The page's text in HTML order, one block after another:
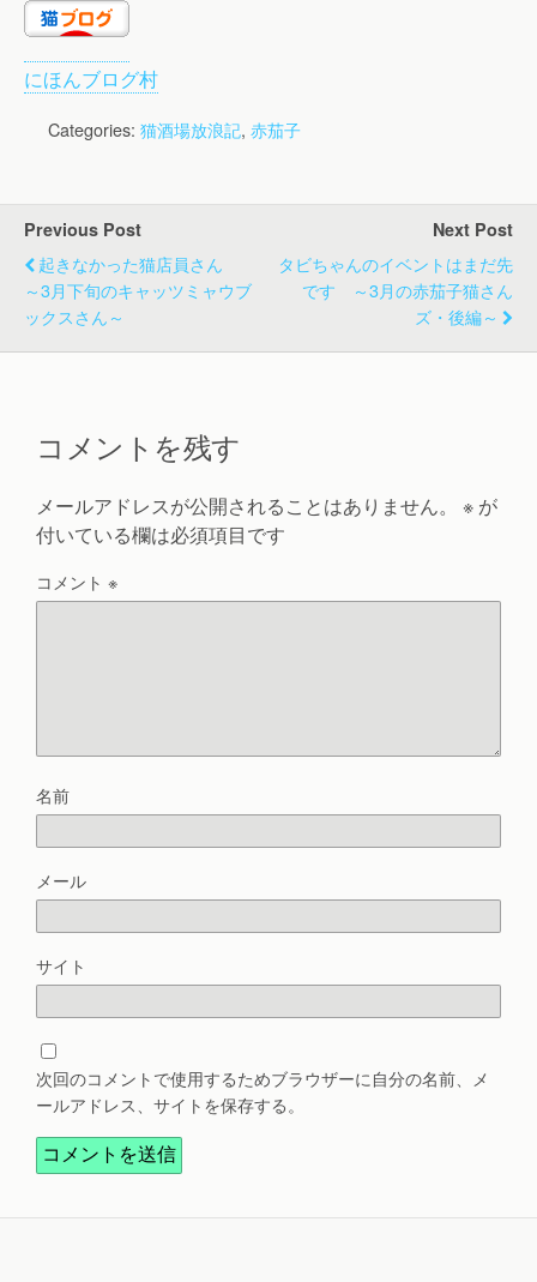
にほんブログ村
Categories: 猫酒場放浪記, 赤茄子
Previous Post
起きなかった猫店員さん
～3月下旬のキャッツミャウブ
ックスさん～
Next Post
タビちゃんのイベントはまだ先
です ～3月の赤茄子猫さん
ズ・後編～
コメントを残す
メールアドレスが公開されることはありません。 ※ が
付いている欄は必須項目です
コメント ※
名前
メール
サイト
次回のコメントで使用するためブラウザーに自分の名前、メ
ールアドレス、サイトを保存する。